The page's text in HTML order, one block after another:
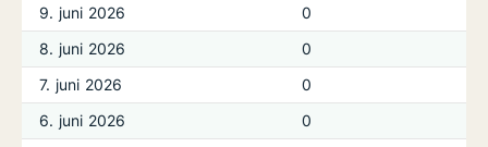
9. juni 2026
0
8. juni 2026
0
7. juni 2026
0
6. juni 2026
0